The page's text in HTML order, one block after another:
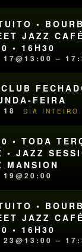
•
JAZZ
• 16H30
17@13:00 –
FEIRA
18 DIA INTEIRO
• TODA
• JAZZ
MANSION
19@20:00
•
JAZZ
• 16H30
23@13:00 –